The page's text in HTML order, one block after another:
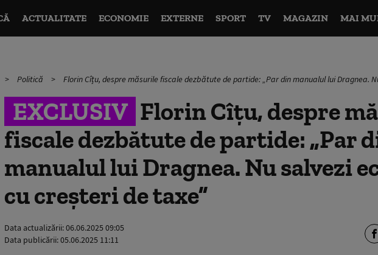
ACTUALITATE ECONOMIE EXTERNE SPORT TV MAGAZIN MAI
Politică Florin Cîțu, despre măsurile fiscale dezbătute de partide: „Par din manualul lui Dragnea.
EXCLUSIV Florin Cîțu, despre
fiscale dezbătute de partide: „Par
manualul lui Dragnea. Nu salvezi
cu creșteri de taxe”
Data actualizării:06.06.2025 09:05
Data publicării:05.06.2025 11:11